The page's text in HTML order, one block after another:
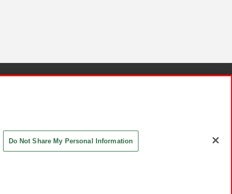
Do Not Share My Personal Information